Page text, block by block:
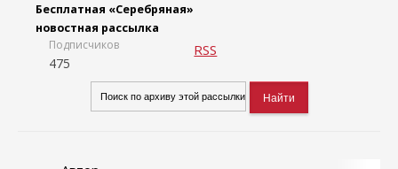
Бесплатная «Серебряная»
новостная рассылка
Подписчиков
475
RSS